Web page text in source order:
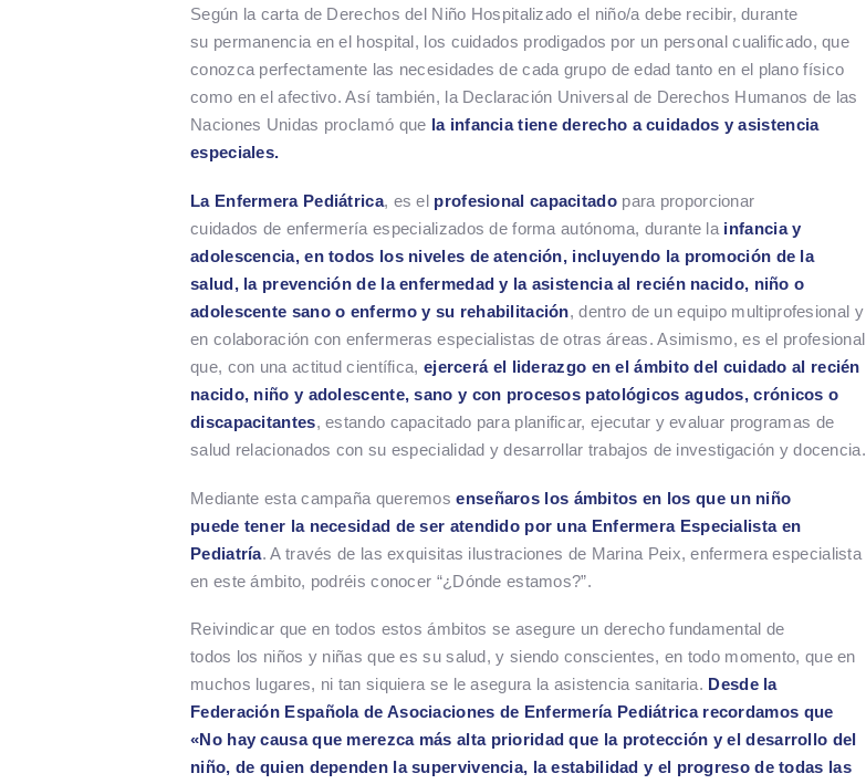
Según la carta de Derechos del Niño Hospitalizado el niño/a debe recibir, durante
su permanencia en el hospital, los cuidados prodigados por un personal cualificado, que
conozca perfectamente las necesidades de cada grupo de edad tanto en el plano físico
como en el afectivo. Así también, la Declaración Universal de Derechos Humanos de las
Naciones Unidas proclamó que la infancia tiene derecho a cuidados y asistencia
especiales.
La Enfermera Pediátrica, es el profesional capacitadopara proporcionar
cuidados de enfermería especializados de forma autónoma, durante la infancia y
adolescencia, en todos los niveles de atención, incluyendo la promoción de la
salud, la prevención de la enfermedad y la asistencia al recién nacido, niño o
adolescente sano o enfermo y su rehabilitación, dentro de un equipo multiprofesional y
en colaboración con enfermeras especialistas de otras áreas. Asimismo, es el profesional
que, con una actitud científica, ejercerá el liderazgo en el ámbito del cuidado al recién
nacido, niño y adolescente, sano y con procesos patológicos agudos, crónicos o
discapacitantes, estando capacitado para planificar, ejecutar y evaluar programas de
salud relacionados con su especialidad y desarrollar trabajos de investigación y docencia.
Mediante esta campaña queremosenseñaros los ámbitos en los que un niño
puede tener la necesidad de ser atendido por una Enfermera Especialista en
Pediatría. A través de las exquisitas ilustraciones de Marina Peix, enfermera especialista
en este ámbito, podréis conocer “¿Dónde estamos?”.
Reivindicar que en todos estos ámbitos se asegure un derecho fundamental de
todos los niños y niñas que es su salud, y siendo conscientes, en todo momento, que en
muchos lugares, ni tan siquiera se le asegura la asistencia sanitaria. Desde la
Federación Española de Asociaciones de Enfermería Pediátrica recordamos que
«No hay causa que merezca más alta prioridad que la protección y el desarrollo del
niño, de quien dependen la supervivencia, la estabilidad y el progreso de todas las